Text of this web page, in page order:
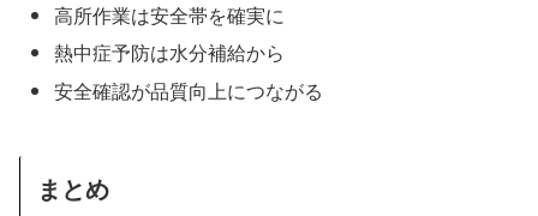
高所作業は安全帯を確実に
熱中症予防は水分補給から
安全確認が品質向上につながる
まとめ